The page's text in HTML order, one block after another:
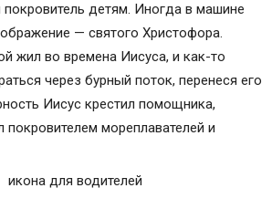
покровитель детям. Иногда в машине
— святого Христофора.
жил во времена Иисуса, и как-то
через бурный поток, перенеся его
Иисус крестил помощника,
покровителем мореплавателей и